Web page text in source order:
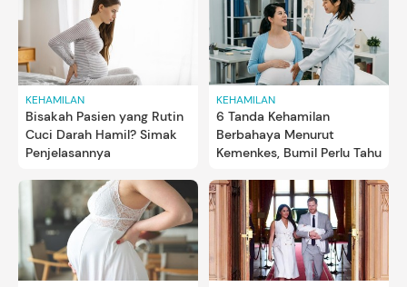
KEHAMILAN
Bisakah Pasien yang Rutin
Cuci Darah Hamil? Simak
Penjelasannya
KEHAMILAN
6 Tanda Kehamilan
Berbahaya Menurut
Kemenkes, Bumil Perlu Tahu